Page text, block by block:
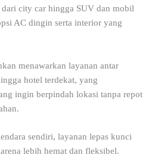
dari city car hingga SUV dan mobil
AC dingin serta interior yang
menawarkan layanan antar
hotel terdekat, yang
ingin berpindah lokasi tanpa repot
sendiri, layanan lepas kunci
lebih hemat dan fleksibel.